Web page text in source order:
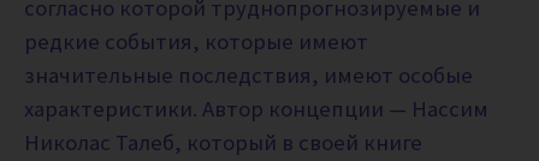
согласно которой труднопрогнозируемые и
редкие события, которые имеют
значительные последствия, имеют особые
характеристики. Автор концепции — Нассим
Николас Талеб, который в своей книге